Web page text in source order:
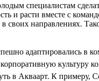
специалистам
и расти вместе с
направлениях.
адаптировались в
культуру
в Акваарт. К примеру,